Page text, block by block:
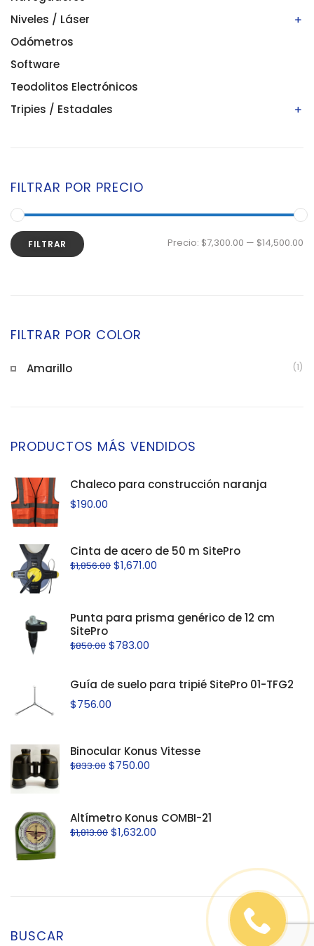
Niveles / Láser
Niveles automáticos
Niveles digitales/electrónicos
Niveles láser
Odómetros
Software
Teodolitos Electrónicos
Tripies / Estadales
FILTRAR POR PRECIO
FILTRAR Precio: $7,300.00 — $14,500.00
FILTRAR POR COLOR
Amarillo (1)
PRODUCTOS MÁS VENDIDOS
Chaleco para construcción naranja
$190.00
Cinta de acero de 50 m SitePro
$1,856.00 $1,671.00
Punta para prisma genérico de 12 cm
SitePro
$850.00 $783.00
Guía de suelo para tripié SitePro 01-TFG2
$756.00
Binocular Konus Vitesse
$833.00 $750.00
Altímetro Konus COMBI-21
$1,813.00 $1,632.00
BUSCAR